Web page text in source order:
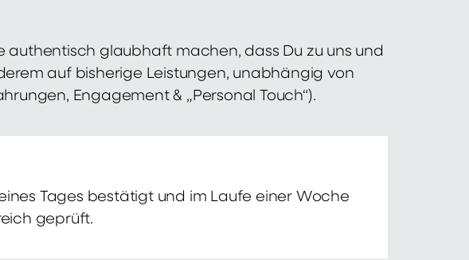
authentisch glaubhaft machen, dass Du zu uns und
auf bisherige Leistungen, unabhängig von
Engagement & „Personal Touch“).
Tages bestätigt und im Laufe einer Woche
geprüft.